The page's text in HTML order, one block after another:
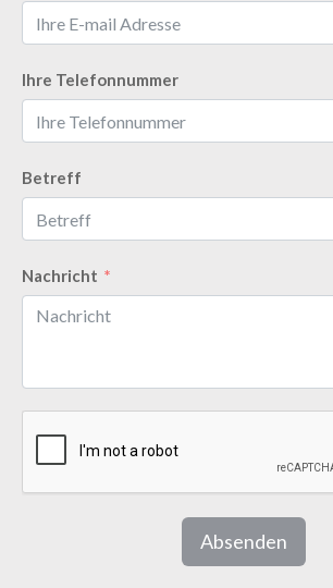
Ihre Telefonnummer
Betreff
Nachricht
Absenden